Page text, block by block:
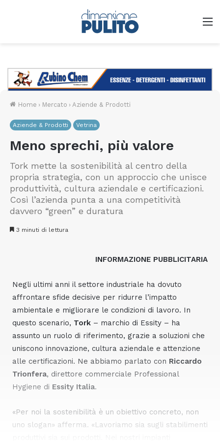
Home › Mercato › Aziende & Prodotti
Aziende & Prodotti Vetrina
Meno sprechi, più valore
Tork mette la sostenibilità al centro della
propria strategia, con un approccio che unisce
produttività, cultura aziendale e certificazioni.
Così l’azienda punta a una competitività
davvero “green” e duratura
3 minuti di lettura
INFORMAZIONE PUBBLICITARIA
Negli ultimi anni il settore industriale ha dovuto
affrontare sfide decisive per ridurre l’impatto
ambientale e migliorare le condizioni di lavoro. In
questo scenario, Tork – marchio di Essity – ha
assunto un ruolo di riferimento, grazie a soluzioni che
uniscono innovazione, cultura aziendale e attenzione
alle certificazioni. Ne abbiamo parlato con Riccardo
Trionfera, direttore commerciale Professional
Hygiene di Essity Italia.
«Per noi la sostenibilità è un obiettivo concreto, non
uno slogan» afferma. «Lavoriamo sia sugli stabilimenti